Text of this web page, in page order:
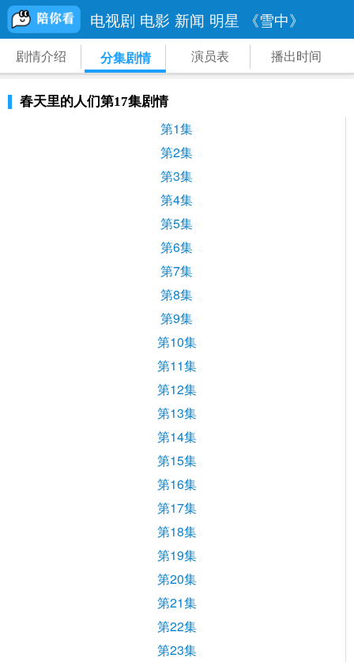
电视剧 电影 新闻 明星 《雪中》
剧情介绍 分集剧情 演员表 播出时间
春天里的人们第17集剧情
第1集
第2集
第3集
第4集
第5集
第6集
第7集
第8集
第9集
第10集
第11集
第12集
第13集
第14集
第15集
第16集
第17集
第18集
第19集
第20集
第21集
第22集
第23集